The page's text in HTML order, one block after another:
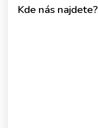
Kde nás najdete?